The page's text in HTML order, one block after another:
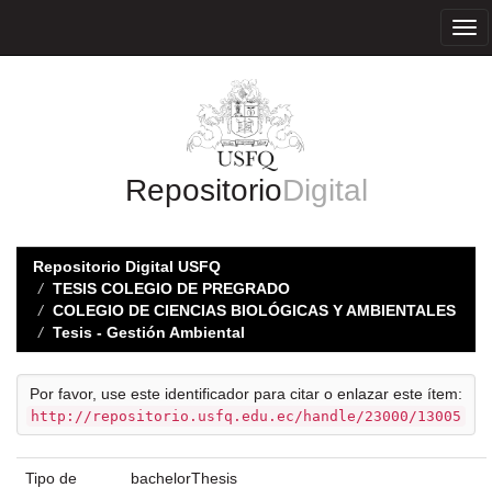
RepositorioDigital
Repositorio Digital USFQ
TESIS COLEGIO DE PREGRADO
COLEGIO DE CIENCIAS BIOLÓGICAS Y AMBIENTALES
Tesis - Gestión Ambiental
Por favor, use este identificador para citar o enlazar este ítem:
http://repositorio.usfq.edu.ec/handle/23000/13005
Tipo de
bachelorThesis